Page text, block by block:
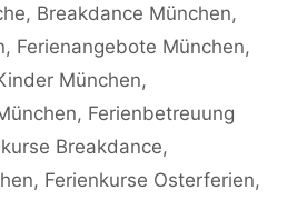
, Breakdance München,
, Ferienangebote München,
München,
, Ferienbetreuung
Breakdance,
, Ferienkurse Osterferien,